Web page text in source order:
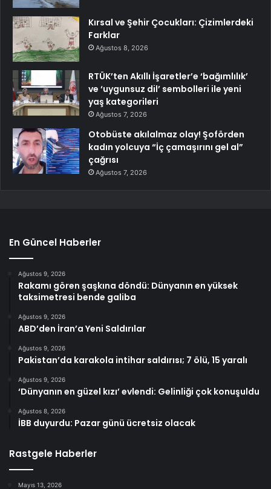
Kırsal ve Şehir Çocukları: Çizimlerdeki
Farklar
Ağustos 8, 2026
RTÜK’ten Akıllı İşaretler’e ‘bağımlılık’
ve ‘uygunsuz dil’ sembolleri ile yeni
yaş kategorileri
Ağustos 7, 2026
Otobüste akılalmaz olay! Şoförden
kadın yolcuya “İç çamaşırını gel al”
çağrısı
Ağustos 7, 2026
En Güncel Haberler
Ağustos 9, 2026
Rakamı gören şaşkına döndü: Dünyanın en yüksek
taksimetresi bende galiba
Ağustos 9, 2026
ABD’den İran’a Yeni Saldırılar
Ağustos 9, 2026
Pakistan’da karakola intihar saldırısı; 7 ölü, 15 yaralı
Ağustos 9, 2026
‘Dünyanın en güzel kızı’ evlendi: Gelinliği çok konuşuldu
Ağustos 8, 2026
İBB duyurdu: Pazar günü ücretsiz olacak
Rastgele Haberler
Mayıs 13, 2026